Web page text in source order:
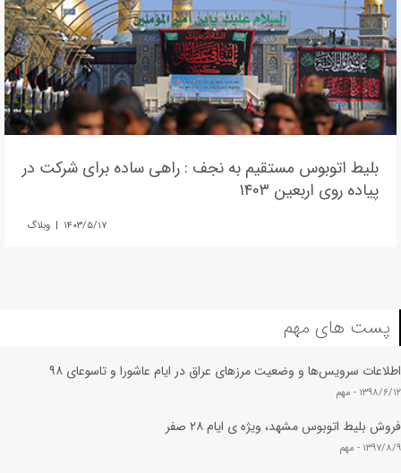
بلیط اتوبوس مستقیم به نجف : راهی ساده برای شرکت در
پیاده روی اربعین ۱۴۰۳
۱۴۰۳/۵/۱۷ | وبلاگ
پست های مهم
اطلاعات سرویس‌ها و وضعیت مرزهای عراق در ایام عاشورا و تاسوعای ۹۸
۱۳۹۸/۶/۱۲ - مهم
فروش بلیط اتوبوس مشهد، ویژه ی ایام ۲۸ صفر
۱۳۹۷/۸/۹ - مهم